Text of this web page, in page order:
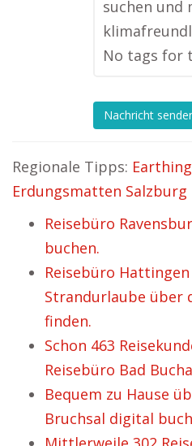
suchen und
No tags for
Nachricht
Regionale Tipps:
Erdungsmatten Salzburg
Reisebüro
buchen.
Reisebüro
Strandurlaube über
finden.
Schon 463
Reisebüro Bad
Bequem zu Hause
Bruchsal digital